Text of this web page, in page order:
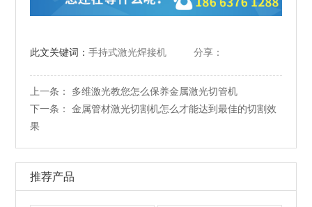
此文关键词：手持式激光焊接机 分享：
上一条： 多维激光教您怎么保养金属激光切管机
下一条：金属管材激光切割机怎么才能达到最佳的切割效
果
推荐产品